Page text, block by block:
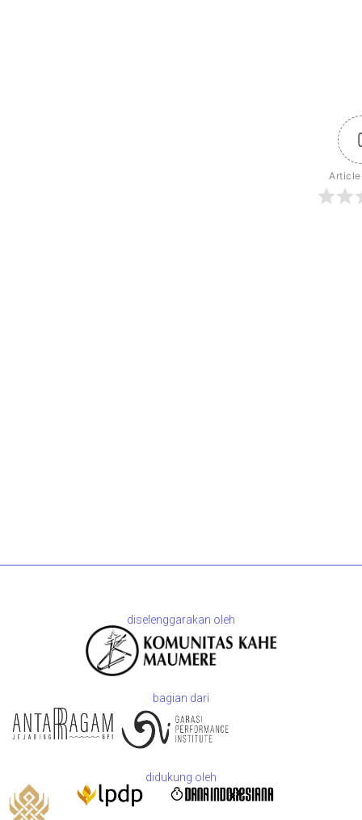
diselenggarakan oleh
bagian dari
didukung oleh